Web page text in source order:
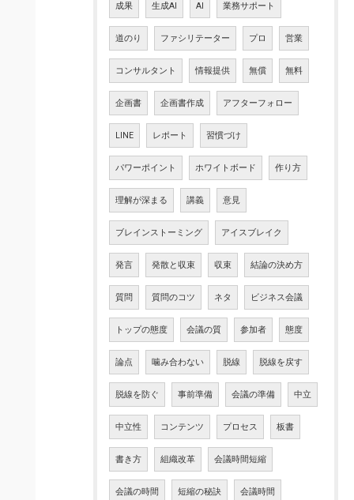
成果 生成AI AI 業務サポート
道のり ファシリテーター プロ 営業
コンサルタント 情報提供 無償 無料
企画書 企画書作成 アフターフォロー
LINE レポート 習慣づけ
パワーポイント ホワイトボード 作り方
理解が深まる 講義 意見
ブレインストーミング アイスブレイク
発言 発散と収束 収束 結論の決め方
質問 質問のコツ ネタ ビジネス会議
トップの態度 会議の質 参加者 態度
論点 噛み合わない 脱線 脱線を戻す
脱線を防ぐ 事前準備 会議の準備 中立
中立性 コンテンツ プロセス 板書
書き方 組織改革 会議時間短縮
会議の時間 短縮の秘訣 会議時間